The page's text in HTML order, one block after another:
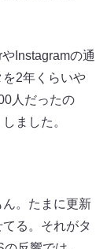
Instagramの通
2年くらいや
人だったの
ました。
。たまに更新
る。それがタ